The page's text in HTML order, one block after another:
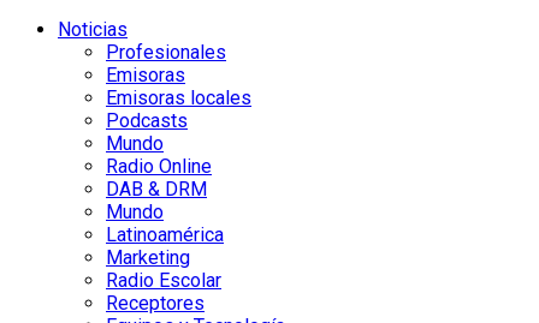
Noticias
Profesionales
Emisoras
Emisoras locales
Podcasts
Mundo
Radio Online
DAB & DRM
Mundo
Latinoamérica
Marketing
Radio Escolar
Receptores